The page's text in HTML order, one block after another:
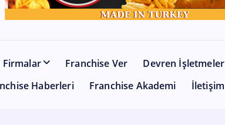
Firmalar Franchise Ver
Devren İşletmeler
Haberleri Franchise Akademi İletişim